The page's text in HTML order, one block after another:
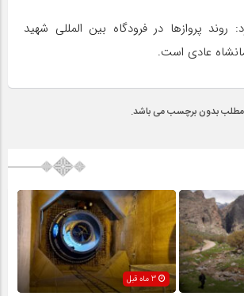
روند پروازها در فرودگاه بین المللی شهید
عادی است.
بدون برچسب می باشد.